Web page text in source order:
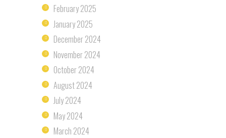
February2025
January2025
December2024
November2024
October2024
August2024
July2024
May2024
March 2024